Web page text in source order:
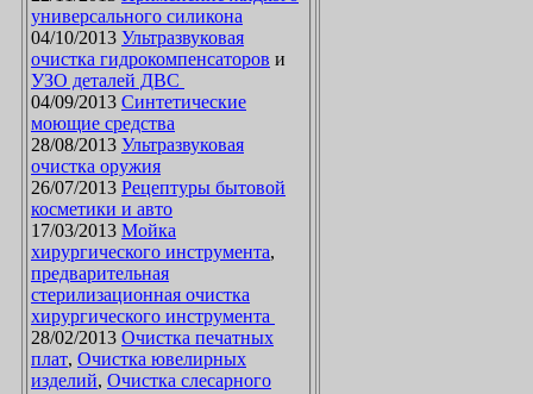
универсального силикона
04/10/2013 Ультразвуковая
очистка гидрокомпенсаторов и
УЗО деталей ДВС
04/09/2013 Синтетические
моющие средства
28/08/2013 Ультразвуковая
очистка оружия
26/07/2013 Рецептуры бытовой
косметики и авто
17/03/2013 Мойка
хирургического инструмента,
предварительная
стерилизационная очистка
хирургического инструмента
28/02/2013 Очистка печатных
плат, Очистка ювелирных
изделий, Очистка слесарного